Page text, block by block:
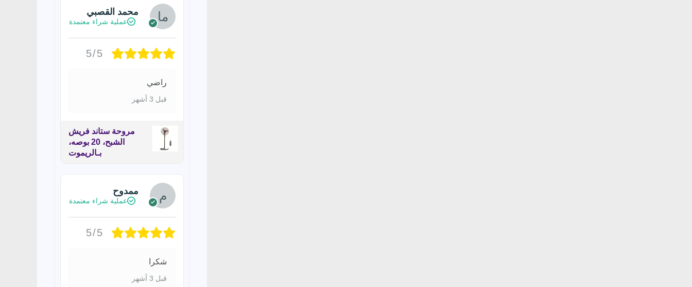
محمد القصبي
عملية شراء معتمدة
5/5
راضي
قبل 3 أشهر
مروحة ستاند فريش
الشبح، 20 بوصه،
بـالريموت
ممدوح
عملية شراء معتمدة
5/5
شكرا
قبل 3 أشهر